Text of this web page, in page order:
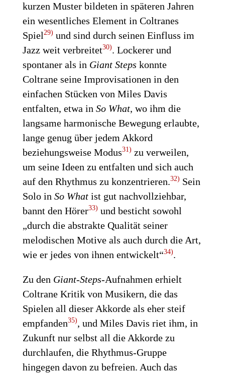
kurzen Muster bildeten in späteren Jahren
ein wesentliches Element in Coltranes
Spiel29) und sind durch seinen Einfluss im
Jazz weit verbreitet30). Lockerer und
spontaner als in Giant Steps konnte
Coltrane seine Improvisationen in den
einfachen Stücken von Miles Davis
entfalten, etwa in So What, wo ihm die
langsame harmonische Bewegung erlaubte,
lange genug über jedem Akkord
beziehungsweise Modus31) zu verweilen,
um seine Ideen zu entfalten und sich auch
auf den Rhythmus zu konzentrieren.32) Sein
Solo in So Whatist gut nachvollziehbar,
bannt den Hörer33) und besticht sowohl
„durch die abstrakte Qualität seiner
melodischen Motive als auch durch die Art,
wie er jedes von ihnen entwickelt“34).
Zu den Giant-Steps-Aufnahmen erhielt
Coltrane Kritik von Musikern, die das
Spielen all dieser Akkorde als eher steif
empfanden35), und Miles Davis riet ihm, in
Zukunft nur selbst all die Akkorde zu
durchlaufen, die Rhythmus-Gruppe
hingegen davon zu befreien. Auch das